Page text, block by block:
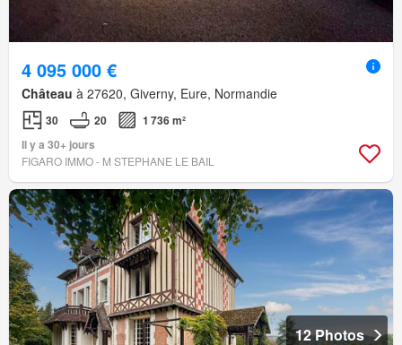
4 095 000 €
Château à 27620, Giverny, Eure, Normandie
30 20
1 736 m²
Il y a 30+ jours
FIGARO IMMO - M STEPHANE LE BAIL
12 Photos